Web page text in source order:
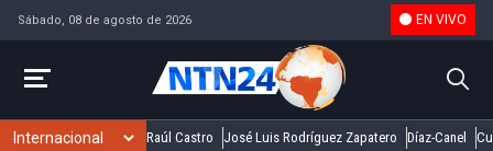
Sábado, 08 de agosto de 2026 EN VIVO
Raúl Castro José Luis Rodríguez Zapatero Díaz-Canel